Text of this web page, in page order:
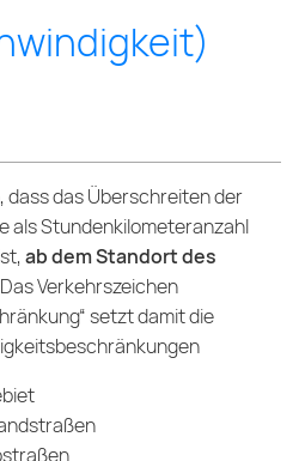
dass das Überschreiten der
als Stundenkilometeranzahl
ab dem Standort des
Verkehrszeichen
setzt damit die